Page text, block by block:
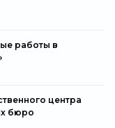
работы в
центра
бюро